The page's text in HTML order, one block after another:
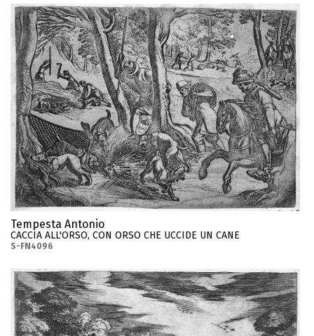
Tempesta Antonio
CACCIA ALL'ORSO, CON ORSO CHE UCCIDE UN CANE
S-FN4096